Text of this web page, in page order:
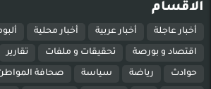
الاقسام
أخبار عاجلة أخبار عربية أخبار محلية
اقتصاد و بورصة تحقيقات و ملفات تقارير
حوادث رياضة سياسة صحافة